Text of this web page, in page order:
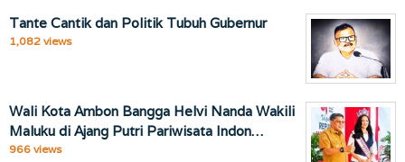
Tante Cantik dan Politik Tubuh Gubernur
1,082 views
Wali Kota Ambon Bangga Helvi Nanda Wakili
Maluku di Ajang Putri Pariwisata Indon…
966 views